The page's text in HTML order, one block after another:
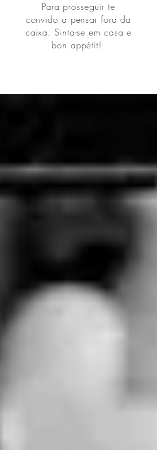
Para prosseguir te
convido a pensar fora da
caixa. Sinta-se em casa e
bon appétit!